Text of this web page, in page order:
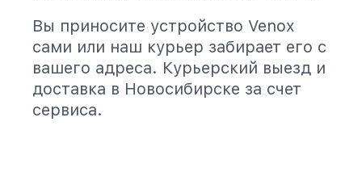
Вы приносите устройство Venox
сами или наш курьер забирает его с
вашего адреса. Курьерский выезд и
доставка в Новосибирске за счет
сервиса.